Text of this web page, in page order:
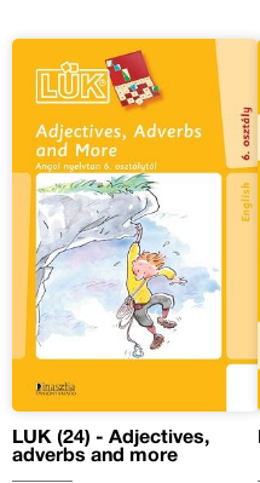
LÜK (24) - Adjectives,
adverbs and more